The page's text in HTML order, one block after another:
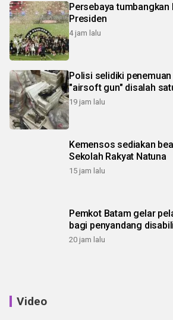
Persebaya
Presiden
4 jam lalu
Polisi selidiki
"airsoft gun" disalah
19 jam lalu
Kemensos sediakan
Sekolah Rakyat Natuna
15 jam lalu
Pemkot Batam gelar
bagi penyandang
20 jam lalu
Video